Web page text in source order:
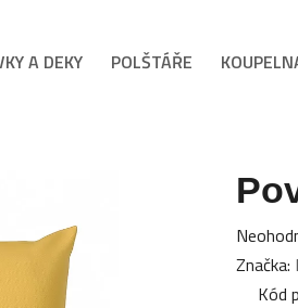
A DEKY POLŠTÁŘE
produktu
Značka:
Kód